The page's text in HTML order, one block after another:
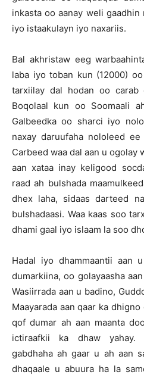
inkasta oo aanay weli
iyo istaakulayn iyo naxariis.
Bal akhristaw eeg
laba iyo toban kun (12000)
tarxiilay dal hodan oo carab
Boqolaal kun oo Soomaali
Galbeedka oo sharci iyo
naxay daruufaha nololeed
Carbeed waa dal aan u ogolay
aan xataa inay keligood
raad ah bulshada
dhex laha, sidaas darteed
bulshadaasi. Waa kaas soo
dhami gaal iyo islaam la soo
Hadal iyo dhammaantii aan
dumarkiina, oo golayaasha
Wasiirrada aan u badino,
Maayarada aan qaar ka
qof dumar ah aan maanta
ictiraafkii ka dhaw yahay.
gabdhaha ah gaar u ah aan
dhaqaale u abuura ha la